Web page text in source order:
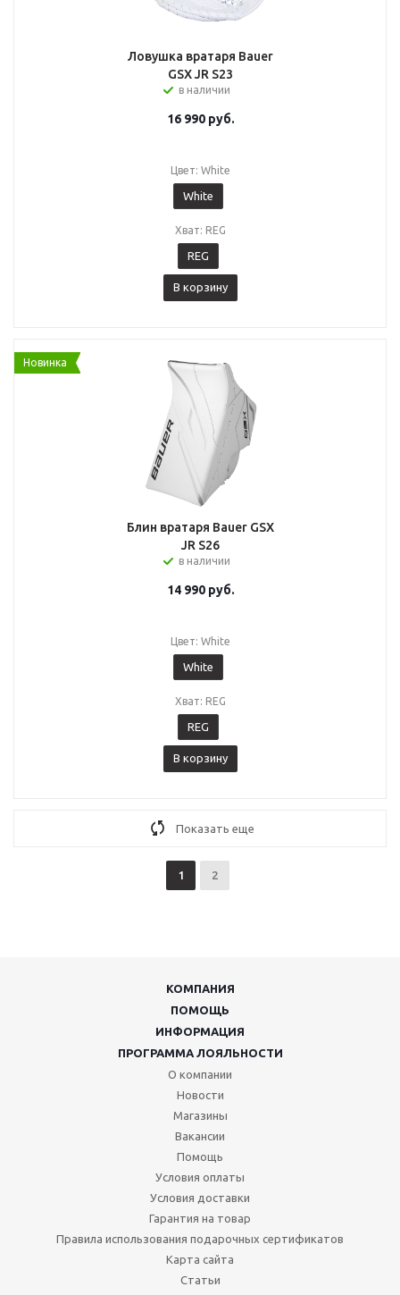
Ловушка вратаря Bauer
GSX JR S23
в наличии
16 990руб.
Цвет: White
White
Хват: REG
REG
В корзину
Новинка
Блин вратаря Bauer GSX
JR S26
в наличии
14 990руб.
Цвет: White
White
Хват: REG
REG
В корзину
Показать еще
1 2
КОМПАНИЯ
ПОМОЩЬ
ИНФОРМАЦИЯ
ПРОГРАММА ЛОЯЛЬНОСТИ
О компании
Новости
Магазины
Вакансии
Помощь
Условия оплаты
Условия доставки
Гарантия на товар
Правила использования подарочных сертификатов
Карта сайта
Статьи